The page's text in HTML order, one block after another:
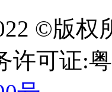
©版权
许可证: